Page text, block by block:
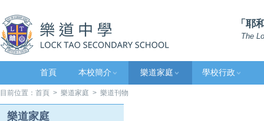
「耶
The
首頁 本校簡介 樂道家庭 學校行政
目前位置： 首頁 > 樂道家庭 > 樂道刊物
樂道家庭